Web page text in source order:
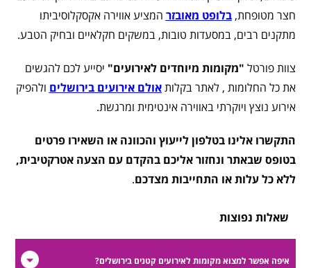
חצר מטופחת,בלופט מאובזר המציע אווירה אקסקלוסיביתו
מתקנים רבים, במסעדות טובות, במשקים חקלאיים ובחיק הטבע.
צוות פורטל "מקומות מיוחדים לאירועים" יסייע לכם להגשים
את כל החלומות , לאתר בקלותאולם אירועים בירושלים ולהפיק
אירוע נוצץ ויוקרתי באווירה אינטימית ומרגשת.
התקשרו אלינו בטלפון לייעוץ והכוונה או השאירו פרטים
בטופס שבאתר ונחזור אליכם בהקדם עם הצעה אטרקטיבית,
ללא כל עלות או התחייבות מצדכם.
שאלות נפוצות
איפה אפשר למצוא מקומות לאירועים קטנים בירושלים?